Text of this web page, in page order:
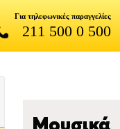
Για τηλεφωνικές παραγγελίες
211 500 0 500